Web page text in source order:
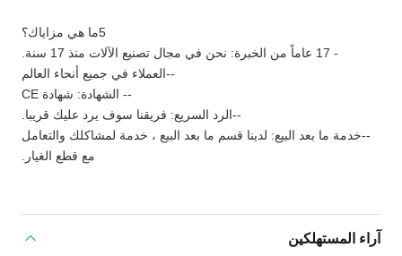
5ما هي مزاياك؟
- 17 عاماً من الخبرة: نحن في مجال تصنيع الآلات منذ 17 سنة.
--العملاء في جميع أنحاء العالم
-- الشهادة: شهادة CE
--الرد السريع: فريقنا سوف يرد عليك قريبا.
--خدمة ما بعد البيع: لدينا قسم ما بعد البيع ، خدمة لمشاكلك والتعامل
مع قطع الغيار.
آراء المستهلكين